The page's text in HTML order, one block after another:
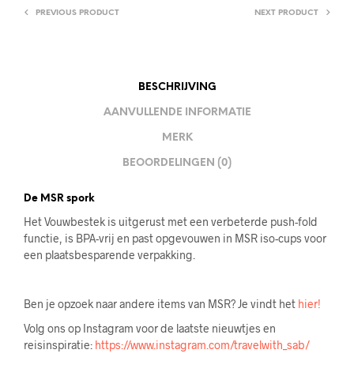
PREVIOUS PRODUCT NEXT PRODUCT
BESCHRIJVING
AANVULLENDE INFORMATIE
MERK
BEOORDELINGEN (0)
De MSR spork
Het Vouwbestek is uitgerust met een verbeterde push-fold
functie, is BPA-vrij en past opgevouwen in MSR iso-cups voor
een plaatsbesparende verpakking.
Ben je opzoek naar andere items van MSR? Je vindt het hier!
Volg ons op Instagram voor de laatste nieuwtjes en
reisinspiratie: https://www.instagram.com/travelwith_sab/